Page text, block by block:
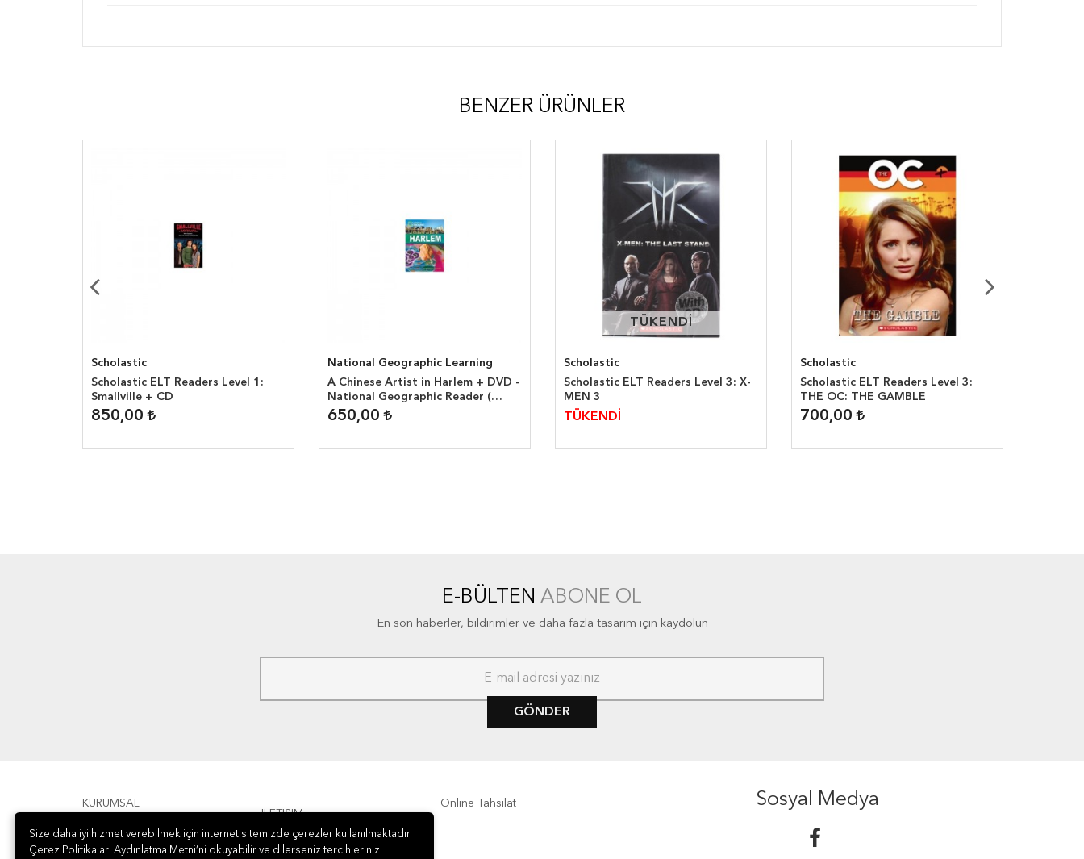
BENZER ÜRÜNLER
Scholastic
Scholastic ELT Readers Level 1:
Smallville + CD
850,00
National Geographic Learning
A Chinese Artist in Harlem + DVD -
National Geographic Reader (
2200 headwords )
650,00
TÜKENDİ
TÜKENDİ
Scholastic
Scholastic ELT Readers Level 3: X-
MEN 3
TÜKENDİ
Scholastic
Scholastic ELT Readers Level 3:
THE OC: THE GAMBLE
700,00
E-BÜLTEN ABONE OL
En son haberler, bildirimler ve daha fazla tasarım için kaydolun
GÖNDER
KURUMSAL
ÖDEME
İLETİŞİM
Online Tahsilat Sosyal Medya
Size daha iyi hizmet verebilmek için internet sitemizde çerezler kullanılmaktadır.
Çerez Politikaları Aydınlatma Metni’ni okuyabilir ve dilerseniz tercihlerinizi